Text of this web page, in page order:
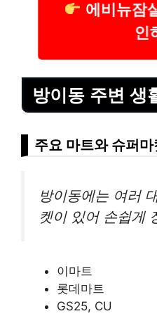
에비뉴잠
인
방이동 주변 생
주요 마트와 슈퍼마
방이동에는 여러
켓이 있어 손쉽게
이마트
롯데마트
GS25, CU